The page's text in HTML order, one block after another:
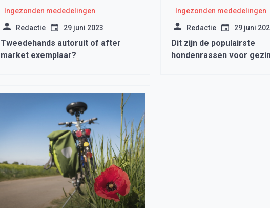
Ingezonden mededelingen
Redactie 29 juni 2023
Tweedehands autoruit of after
market exemplaar?
Ingezonden mededelingen
Redactie 29 juni
Dit zijn de populairste
hondenrassen voor